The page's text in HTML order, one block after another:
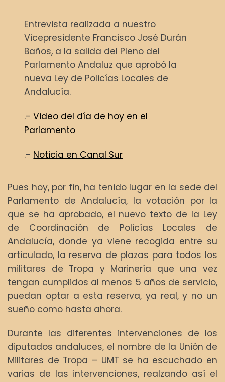
Entrevista realizada a nuestro
Vicepresidente Francisco José Durán
Baños, a la salida del Pleno del
Parlamento Andaluz que aprobó la
nueva Ley de Policías Locales de
Andalucía.
.-Video del día de hoy en el
Parlamento
.- Noticia en Canal Sur
Pues hoy, por fin, ha tenido lugar en la sede del
Parlamento de Andalucía, la votación por la
que se ha aprobado, el nuevo texto de la Ley
de Coordinación de Policías Locales de
Andalucía, donde ya viene recogida entre su
articulado, la reserva de plazas para todos los
militares de Tropa y Marinería que una vez
tengan cumplidos al menos 5 años de servicio,
puedan optar a esta reserva, ya real, y no un
sueño como hasta ahora.
Durante las diferentes intervenciones de los
diputados andaluces, el nombre de la Unión de
Militares de Tropa – UMT se ha escuchado en
varias de las intervenciones, realzando así el